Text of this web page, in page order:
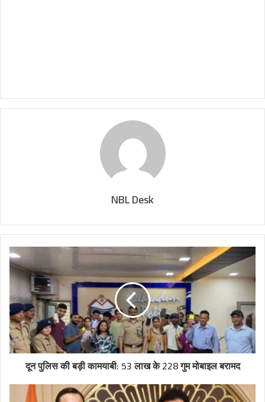
NBL Desk
दून पुलिस की बड़ी कामयाबी: 53 लाख के 228 गुम मोबाइल बरामद